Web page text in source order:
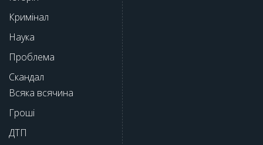
Кримінал
Наука
Проблема
Скандал
Всяка всячина
Гроші
ДТП